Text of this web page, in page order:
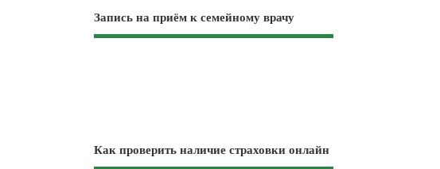
Запись на приём к семейному врачу
Как проверить наличие страховки онлайн